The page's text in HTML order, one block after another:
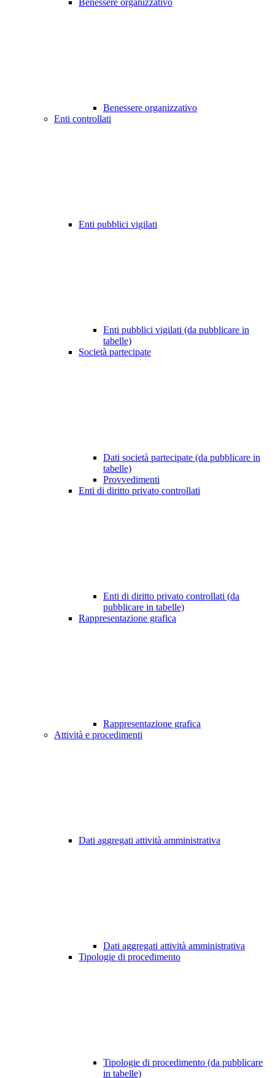
Benessere organizzativo
Benessere organizzativo
Enti controllati
Enti pubblici vigilati
Enti pubblici vigilati (da pubblicare in
tabelle)
Società partecipate
Dati società partecipate (da pubblicare in
tabelle)
Provvedimenti
Enti di diritto privato controllati
Enti di diritto privato controllati (da
pubblicare in tabelle)
Rappresentazione grafica
Rappresentazione grafica
Attività e procedimenti
Dati aggregati attività amministrativa
Dati aggregati attività amministrativa
Tipologie di procedimento
Tipologie di procedimento (da pubblicare
in tabelle)